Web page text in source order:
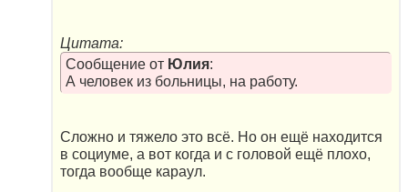
Цитата:
Сообщение от Юлия:
А человек из больницы, на работу.
Сложно и тяжело это всё. Но он ещё находится
в социуме, а вот когда и с головой ещё плохо,
тогда вообще караул.